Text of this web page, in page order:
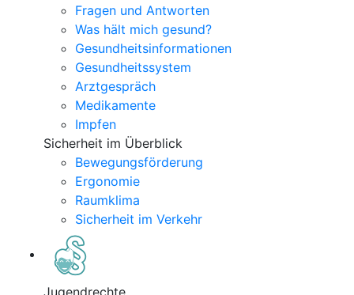
Fragen und Antworten
Was hält mich gesund?
Gesundheitsinformationen
Gesundheitssystem
Arztgespräch
Medikamente
Impfen
Sicherheit im Überblick
Bewegungsförderung
Ergonomie
Raumklima
Sicherheit im Verkehr
Jugendrechte